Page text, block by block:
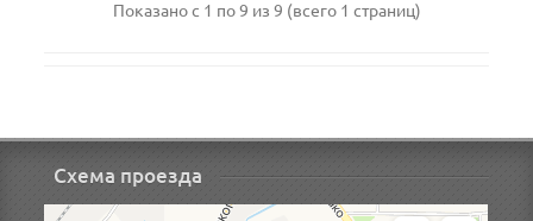
Показано с 1 по 9 из 9 (всего 1 страниц)
Схема проезда